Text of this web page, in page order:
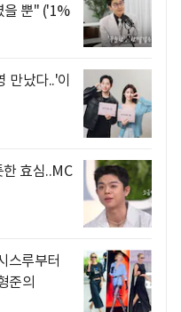
을 뿐" ('1%
만났다..'이
효심..MC
스루부터
준의